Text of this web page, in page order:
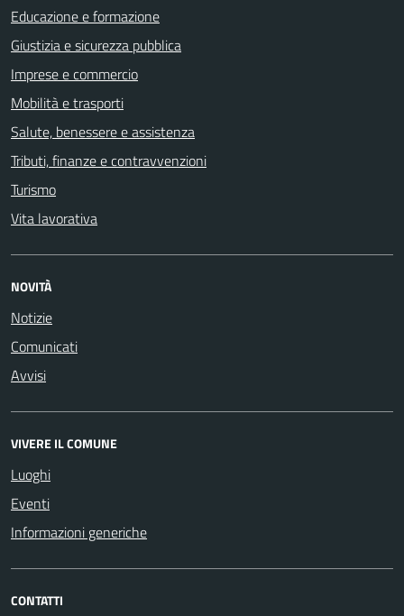
Educazione e formazione
Giustizia e sicurezza pubblica
Imprese e commercio
Mobilità e trasporti
Salute, benessere e assistenza
Tributi, finanze e contravvenzioni
Turismo
Vita lavorativa
NOVITÀ
Notizie
Comunicati
Avvisi
VIVERE IL COMUNE
Luoghi
Eventi
Informazioni generiche
CONTATTI